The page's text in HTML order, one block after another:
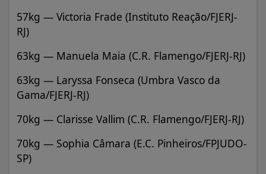
57kg — Victoria Frade (Instituto Reação/FJERJ-
RJ)
63kg — Manuela Maia (C.R. Flamengo/FJERJ-RJ)
63kg — Laryssa Fonseca (Umbra Vasco da
Gama/FJERJ-RJ)
70kg — Clarisse Vallim (C.R. Flamengo/FJERJ-RJ)
70kg — Sophia Câmara (E.C. Pinheiros/FPJUDO-
SP)